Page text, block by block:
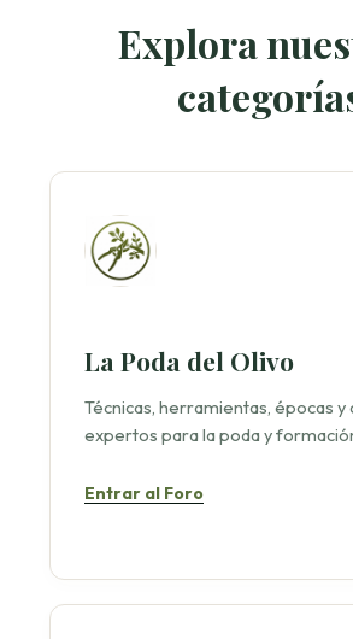
Explora
La Poda del Olivo
Técnicas, herramientas, épocas y
expertos para la poda y
Entrar al Foro